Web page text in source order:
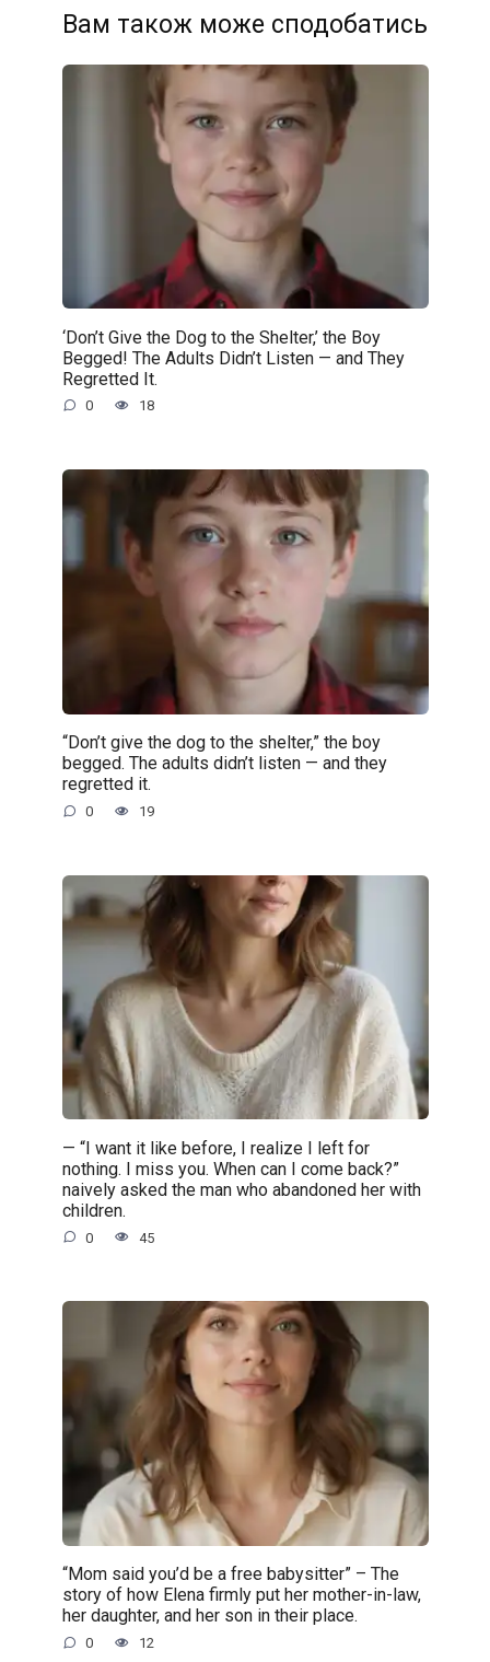
Вам також може сподобатись
‘Don’t Give the Dog to the Shelter,’ the Boy
Begged! The Adults Didn’t Listen — and They
Regretted It.
0 18
“Don’t give the dog to the shelter,” the boy
begged. The adults didn’t listen — and they
regretted it.
0 19
— “I want it like before, I realize I left for
nothing. I miss you. When can I come back?”
naively asked the man who abandoned her with
children.
0 45
“Mom said you’d be a free babysitter” – The
story of how Elena firmly put her mother-in-law,
her daughter, and her son in their place.
0 12